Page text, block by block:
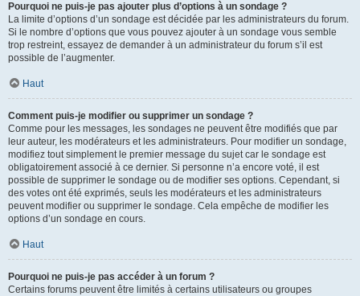
Pourquoi ne puis-je pas ajouter plus d’options à un sondage ?
La limite d’options d’un sondage est décidée par les administrateurs du forum.
Si le nombre d’options que vous pouvez ajouter à un sondage vous semble
trop restreint, essayez de demander à un administrateur du forum s’il est
possible de l’augmenter.
Haut
Comment puis-je modifier ou supprimer un sondage ?
Comme pour les messages, les sondages ne peuvent être modifiés que par
leur auteur, les modérateurs et les administrateurs. Pour modifier un sondage,
modifiez tout simplement le premier message du sujet car le sondage est
obligatoirement associé à ce dernier. Si personne n’a encore voté, il est
possible de supprimer le sondage ou de modifier ses options. Cependant, si
des votes ont été exprimés, seuls les modérateurs et les administrateurs
peuvent modifier ou supprimer le sondage. Cela empêche de modifier les
options d’un sondage en cours.
Haut
Pourquoi ne puis-je pas accéder à un forum ?
Certains forums peuvent être limités à certains utilisateurs ou groupes